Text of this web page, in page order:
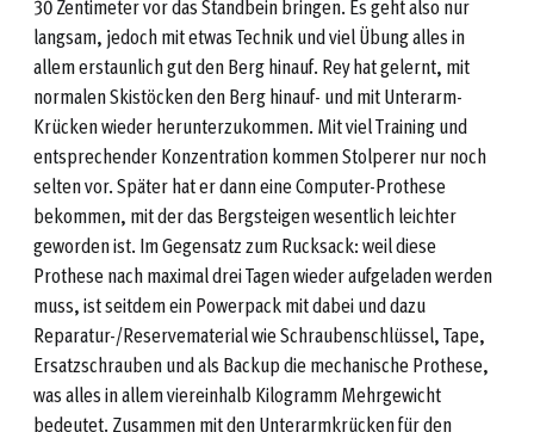
30 Zentimeter vor das Standbein bringen. Es geht also nur
langsam, jedoch mit etwas Technik und viel Übung alles in
allem erstaunlich gut den Berg hinauf. Rey hat gelernt, mit
normalen Skistöcken den Berg hinauf- und mit Unterarm-
Krücken wieder herunterzukommen. Mit viel Training und
entsprechender Konzentration kommen Stolperer nur noch
selten vor. Später hat er dann eine Computer-Prothese
bekommen, mit der das Bergsteigen wesentlich leichter
geworden ist. Im Gegensatz zum Rucksack: weil diese
Prothese nach maximal drei Tagen wieder aufgeladen werden
muss, ist seitdem ein Powerpack mit dabei und dazu
Reparatur-/Reservematerial wie Schraubenschlüssel, Tape,
Ersatzschrauben und als Backup die mechanische Prothese,
was alles in allem viereinhalb Kilogramm Mehrgewicht
bedeutet. Zusammen mit den Unterarmkrücken für den